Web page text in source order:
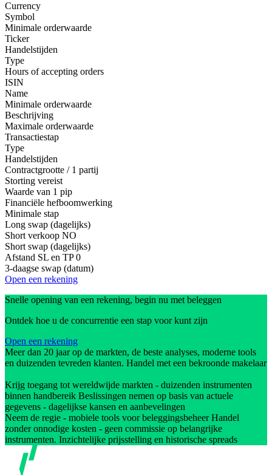
Currency
Symbol
Minimale orderwaarde
Ticker
Handelstijden
Type
Hours of accepting orders
ISIN
Name
Minimale orderwaarde
Beschrijving
Maximale orderwaarde
Transactiestap
Type
Handelstijden
Contractgrootte / 1 partij
Storting vereist
Waarde van 1 pip
Financiële hefboomwerking
Minimale stap
Long swap (dagelijks)
Short verkoop NO
Short swap (dagelijks)
Afstand SL en TP 0
3-daagse swap (datum)
Open een rekening
Snelle opening van een rekening, begin nu met beleggen
Ontdek hoe u de concurrentie een stap voor kunt zijn
Open een rekening
Meer dan 20 jaar op de markten, de beste analyses, moderne tools
en duizenden tevreden klanten. Handel met een bekroonde makelaar
Krijg toegang tot wereldwijde markten - duizenden instrumenten
binnen handbereik Beslissingen nemen op basis van actuele
gegevens - dagelijkse kansen en aanbevelingen
Neem de regie - mobiele tools voor beleggingsbeheer Handel
zonder onnodige kosten - geen commissie op belangrijke
instrumenten. Inzichtelijke prijsstelling en historische spreads